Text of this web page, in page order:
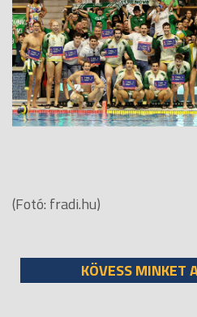
(Fotó: fradi.hu)
KÖVESS MINKET